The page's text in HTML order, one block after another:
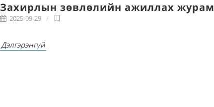
Захирлын зөвлөлийн ажиллах журам
2025-09-29
Дэлгэрэнгүй